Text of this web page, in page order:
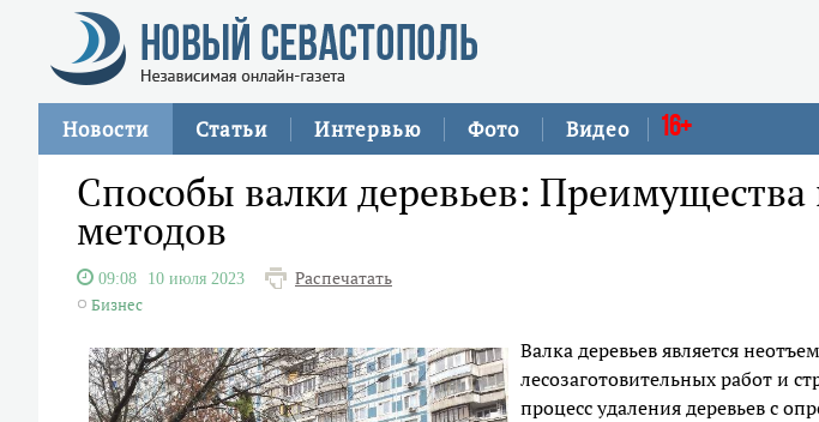
Новости Статьи Интервью Фото Видео 16+
Способы валки деревьев: Преимущества
методов
09:08 10 июля 2023 Распечатать
Бизнес
Валка деревьев является
лесозаготовительных работ и
процесс удаления деревьев с